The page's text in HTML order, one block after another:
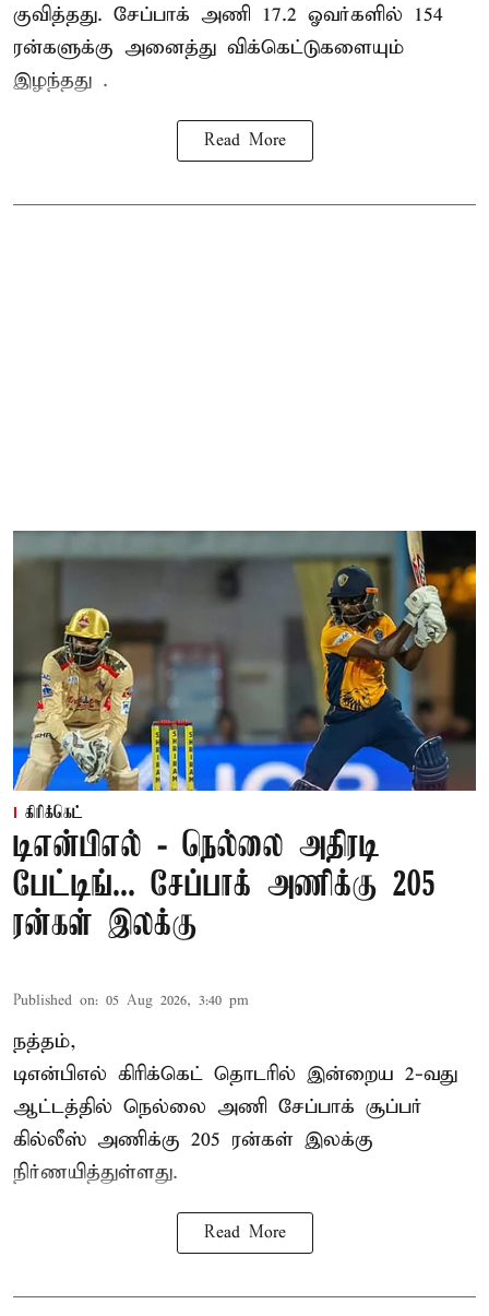
குவித்தது. சேப்பாக் அணி 17.2 ஓவர்களில் 154
ரன்களுக்கு அனைத்து விக்கெட்டுகளையும்
இழந்தது .
Read More
கிரிக்கெட்
டிஎன்பிஎல் - நெல்லை அதிரடி
பேட்டிங்... சேப்பாக் அணிக்கு 205
ரன்கள் இலக்கு
Published on: 05 Aug 2026, 3:40 pm
நத்தம்,
டிஎன்பிஎல் கிரிக்கெட் தொடரில் இன்றைய 2-வது
ஆட்டத்தில் நெல்லை அணி சேப்பாக் சூப்பர்
கில்லீஸ் அணிக்கு 205 ரன்கள் இலக்கு
நிர்ணயித்துள்ளது.
Read More